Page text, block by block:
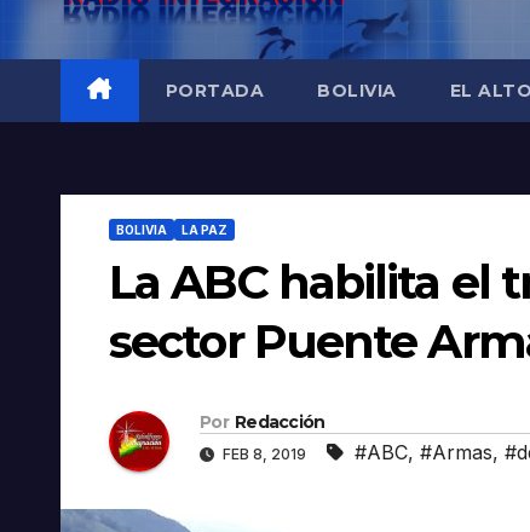
PORTADA BOLIVIA EL ALTO
BOLIVIA LA PAZ
La ABC habilita el
sector Puente
Por Redacción
FEB 8, 2019 #ABC, #Armas,